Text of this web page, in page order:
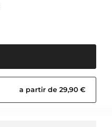
a partir de 29,90 €